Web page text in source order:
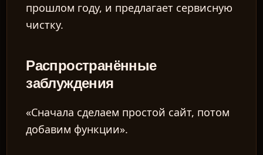
прошлом году, и предлагает сервисную
чистку.
Распространённые
заблуждения
«Сначала сделаем простой сайт, потом
добавим функции».